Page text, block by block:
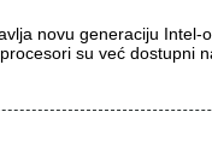
novu generaciju
su već dostupni